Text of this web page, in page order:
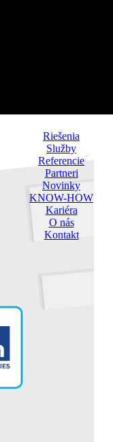
Riešenia
Služby
Referencie
Partneri
Novinky
KNOW-HOW
Kariéra
O nás
Kontakt